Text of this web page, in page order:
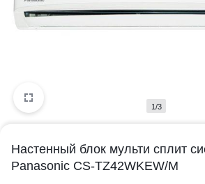
1/3
Настенный блок мульти сплит
Panasonic CS-TZ42WKEW/M